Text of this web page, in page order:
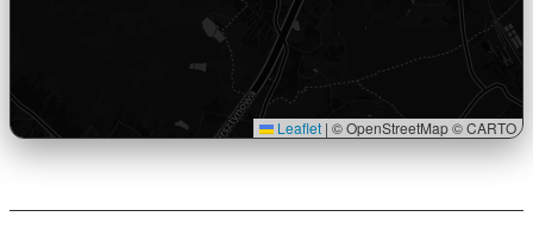
Leaflet | © OpenStreetMap © CARTO